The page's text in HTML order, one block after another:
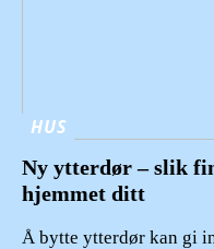
HUS
Ny ytterdør – slik
hjemmet ditt
Å bytte ytterdør kan gi